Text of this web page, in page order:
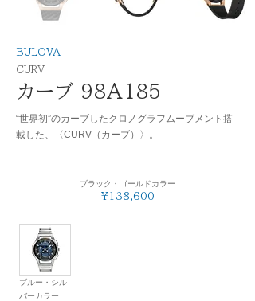
BULOVA
CURV
カーブ 98A185
“世界初”のカーブしたクロノグラフムーブメント搭
載した、〈CURV（カーブ）〉。
ブラック・ゴールドカラー
¥138,600
ブルー・シル
バーカラー